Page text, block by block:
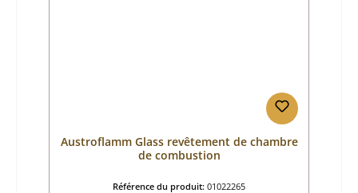
Austroflamm Glass revêtement de chambre
de combustion
Référence du produit: 01022265